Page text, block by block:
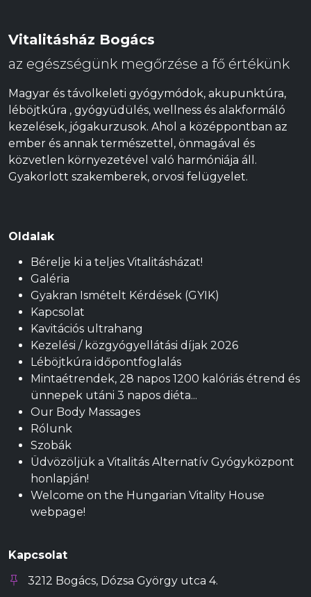
Vitalitásház Bogács
az egészségünk megőrzése a fő értékünk
Magyar és távolkeleti gyógymódok, akupunktúra,
léböjtkúra , gyógyüdülés, wellness és alakformáló
kezelések, jógakurzusok. Ahol a középpontban az
ember és annak természettel, önmagával és
közvetlen környezetével való harmóniája áll.
Gyakorlott szakemberek, orvosi felügyelet.
Oldalak
Bérelje ki a teljes Vitalitásházat!
Galéria
Gyakran Ismételt Kérdések (GYIK)
Kapcsolat
Kavitációs ultrahang
Kezelési / közgyógyellátási díjak 2026
Léböjtkúra időpontfoglalás
Mintaétrendek, 28 napos 1200 kalóriás étrend és
ünnepek utáni 3 napos diéta...
Our Body Massages
Rólunk
Szobák
Üdvözöljük a Vitalitás Alternatív Gyógyközpont
honlapján!
Welcome on the Hungarian Vitality House
webpage!
Kapcsolat
3212 Bogács, Dózsa György utca 4.